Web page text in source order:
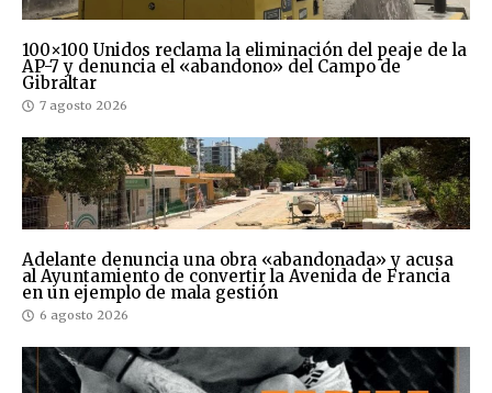
100×100 Unidos reclama la eliminación del peaje de la
AP-7 y denuncia el «abandono» del Campo de
Gibraltar
7 agosto 2026
Adelante denuncia una obra «abandonada» y acusa
al Ayuntamiento de convertir la Avenida de Francia
en un ejemplo de mala gestión
6 agosto 2026